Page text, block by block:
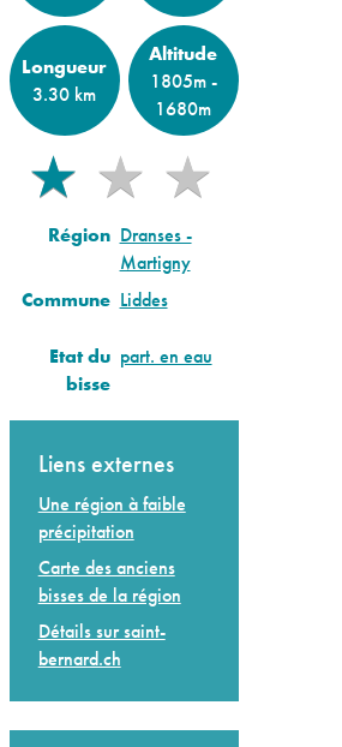
Longueur
3.30 km
Altitude
1805m -
1680m
★
★ ★ ★
Région Dranses -
Martigny
Commune Liddes
Etat du
bisse
part. en eau
Liens externes
Une région à faible
précipitation
Carte des anciens
bisses de la région
Détails sur saint-
bernard.ch